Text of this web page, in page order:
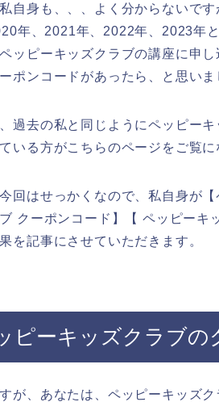
自身も、、、よく分からないで
年、2021年、2022年、2023年
ッピーキッズクラブの講座に申
ポンコードがあったら、と思いま
過去の私と同じようにペッピー
いる方がこちらのページをご覧
回はせっかくなので、私自身が
クーポンコード】【 ペッピーキ
を記事にさせていただきます。
ピーキッズクラブの
が、あなたは、ペッピーキッズ